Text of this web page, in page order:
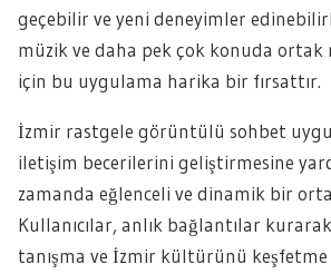
geçebilir ve yeni deneyimler
müzik ve daha pek çok konuda
için bu uygulama harika bir fırsattır.
İzmir rastgele görüntülü sohbet
iletişim becerilerini geliştirmesine
zamanda eğlenceli ve dinamik bir
Kullanıcılar, anlık bağlantılar
tanışma ve İzmir kültürünü keşfetme